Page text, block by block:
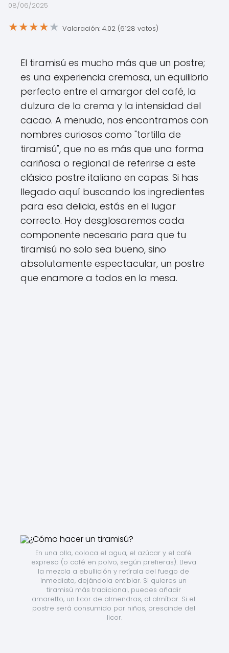
08/06/2025
★★★★★ Valoración: 4.02 (6128 votos)
El tiramisú es mucho más que un postre;
es una experiencia cremosa, un equilibrio
perfecto entre el amargor del café, la
dulzura de la crema y la intensidad del
cacao. A menudo, nos encontramos con
nombres curiosos como "tortilla de
tiramisú", que no es más que una forma
cariñosa o regional de referirse a este
clásico postre italiano en capas. Si has
llegado aquí buscando los ingredientes
para esa delicia, estás en el lugar
correcto. Hoy desglosaremos cada
componente necesario para que tu
tiramisú no solo sea bueno, sino
absolutamente espectacular, un postre
que enamore a todos en la mesa.
En una olla, coloca el agua, el azúcar y el café
expreso (o café en polvo, según prefieras). Lleva
la mezcla a ebullición y retírala del fuego de
inmediato, dejándola entibiar. Si quieres un
tiramisú más tradicional, puedes añadir
amaretto, un licor de almendras, al almíbar. Si el
postre será consumido por niños, prescinde del
licor.